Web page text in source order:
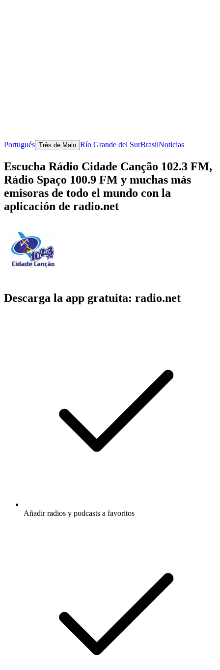
Portugués Três de Maio Río Grande del SurBrasilNoticias
Escucha Rádio Cidade Canção 102.3 FM,
Rádio Spaço 100.9 FM y muchas más
emisoras de todo el mundo con la
aplicación de radio.net
Descarga la app gratuita: radio.net
Añadir radios y podcasts a favoritos